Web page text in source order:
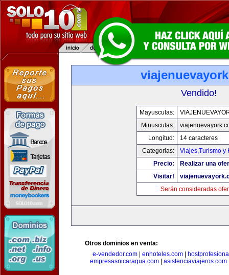
Vendido!
Mayusculas:
Minusculas:
Longitud:
14 caracteres
Categorias:
Viajes,Turismo y
Precio:
Realizar una
Visitar!
Serán consideradas
Otros dominios en venta:
e-vendedor.com| enhoteles.com|
empresasnicaragua.com| asistenciaviajeros.com